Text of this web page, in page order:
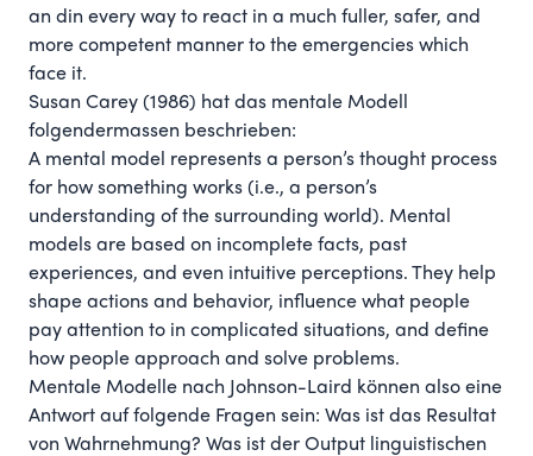
an din every way to react in a much fuller, safer, and
more competent manner to the emergencies which
face it.
Susan Carey (1986) hat das mentale Modell
folgendermassen beschrieben:
A mental model represents a person’s thought process
for how something works (i.e., a person’s
understanding of the surrounding world). Mental
models are based on incomplete facts, past
experiences, and even intuitive perceptions. They help
shape actions and behavior, influence what people
pay attention to in complicated situations, and define
how people approach and solve problems.
Mentale Modelle nach
Johnson-Laird können also eine
Antwort auf folgende Fragen sein: Was ist das Resultat
von Wahrnehmung? Was ist der Output linguistischen